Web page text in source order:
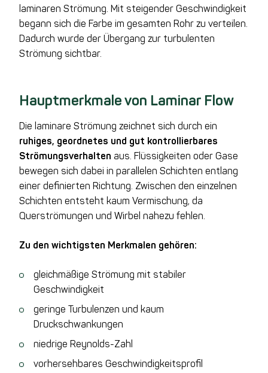
laminaren Strömung. Mit steigender Geschwindigkeit
begann sich die Farbe im gesamten Rohr zu verteilen.
Dadurch wurde der Übergang zur turbulenten
Strömung sichtbar.
Hauptmerkmale von Laminar Flow
Die laminare Strömung zeichnet sich durch ein
ruhiges, geordnetes und gut kontrollierbares
Strömungsverhalten aus. Flüssigkeiten oder Gase
bewegen sich dabei in parallelen Schichten entlang
einer definierten Richtung. Zwischen den einzelnen
Schichten entsteht kaum Vermischung, da
Querströmungen und Wirbel nahezu fehlen.
Zu den wichtigsten Merkmalen gehören:
gleichmäßige Strömung mit stabiler
Geschwindigkeit
geringe Turbulenzen und kaum
Druckschwankungen
niedrige Reynolds-Zahl
vorhersehbares Geschwindigkeitsprofil